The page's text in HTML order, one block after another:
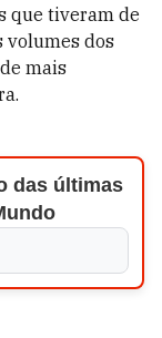
que tiveram de
volumes dos
mais
das últimas